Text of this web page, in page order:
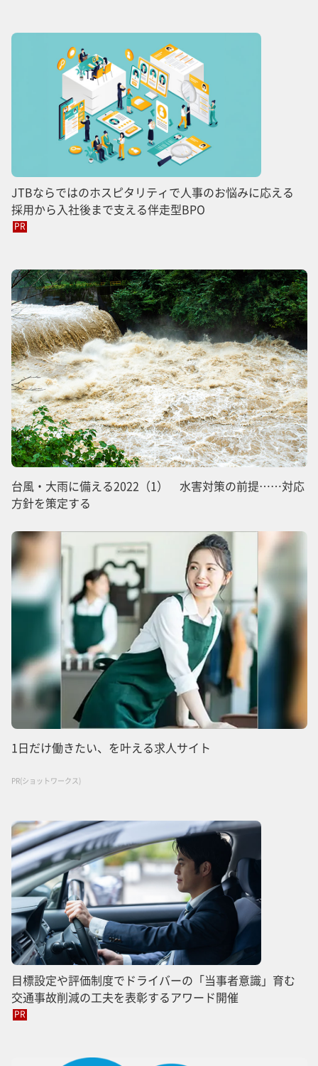
JTBならではのホスピタリティで人事のお悩みに応える
採用から入社後まで支える伴走型BPO
PR
台風・大雨に備える2022（1） 水害対策の前提……対応
方針を策定する
1日だけ働きたい、を叶える求人サイト
PR(ショットワークス)
目標設定や評価制度でドライバーの「当事者意識」育む
交通事故削減の工夫を表彰するアワード開催
PR